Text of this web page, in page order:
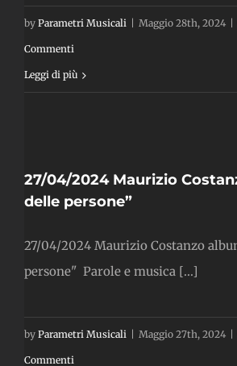
by Parametri Musicali Maggio 28th, 2024
Commenti
Leggi di più
27/04/2024 Maurizio
delle persone”
27/04/2024 Maurizio Costanzo
persone" Parole e musica [...]
by Parametri Musicali Maggio 27th, 2024
Commenti